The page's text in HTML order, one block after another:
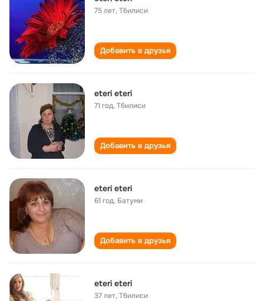
75 лет,Тбилиси
Добавить в друзья
eteri eteri
71 год,Тбилиси
Добавить в друзья
eteri eteri
61 год, Батуми
Добавить в друзья
eteri eteri
37 лет,Тбилиси